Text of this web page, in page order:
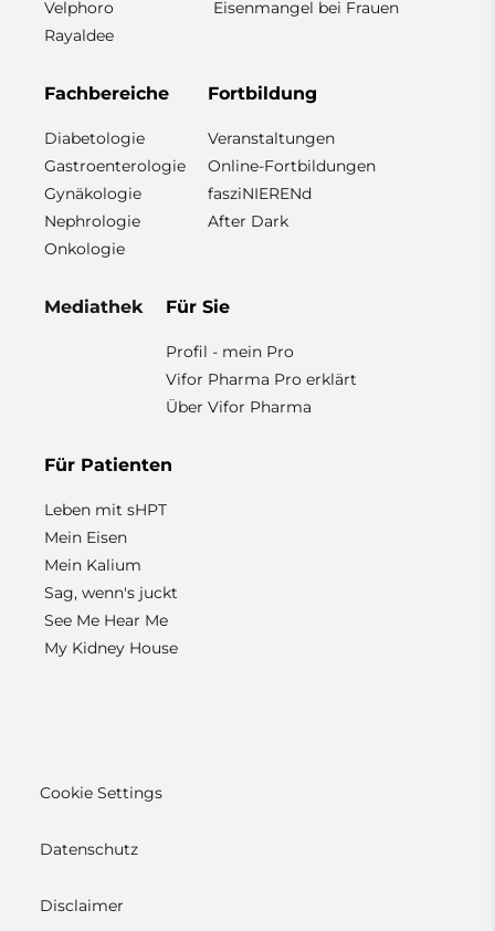
Velphoro
Rayaldee
Eisenmangel bei Frauen
Fachbereiche
Diabetologie
Gastroenterologie
Gynäkologie
Nephrologie
Onkologie
Fortbildung
Veranstaltungen
Online-Fortbildungen
fasziNIERENd
After Dark
Mediathek Für Sie
Profil - mein Pro
Vifor Pharma Pro erklärt
Über Vifor Pharma
Für Patienten
Leben mit sHPT
Mein Eisen
Mein Kalium
Sag, wenn's juckt
See Me Hear Me
My Kidney House
Cookie Settings
Datenschutz
Disclaimer